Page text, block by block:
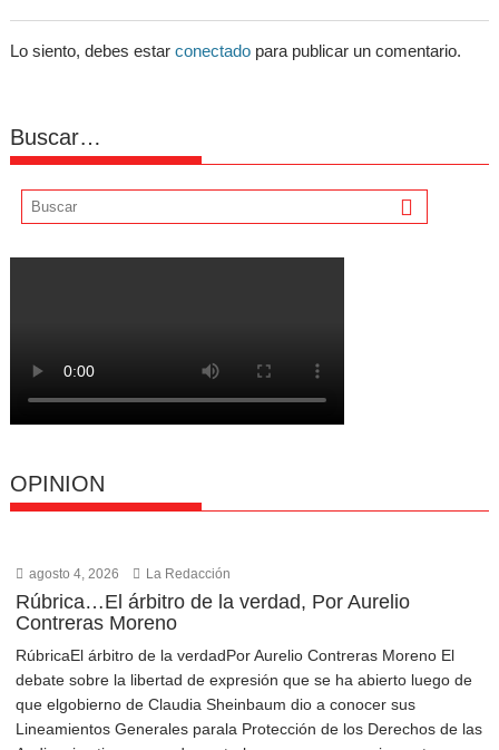
Lo siento, debes estarconectado para publicar un comentario.
Buscar…
OPINION
agosto 4, 2026 La Redacción
Rúbrica…El árbitro de la verdad, Por Aurelio
Contreras Moreno
RúbricaEl árbitro de la verdadPor Aurelio Contreras Moreno El
debate sobre la libertad de expresión que se ha abierto luego de
que elgobierno de Claudia Sheinbaum dio a conocer sus
Lineamientos Generales parala Protección de los Derechos de las